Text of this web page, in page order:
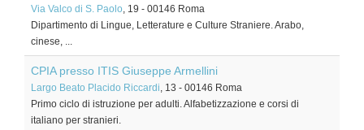
Via Valco di S. Paolo, 19 - 00146 Roma
Dipartimento di Lingue, Letterature e Culture Straniere. Arabo,
cinese, ...
CPIA presso ITIS Giuseppe Armellini
Largo Beato Placido Riccardi, 13 - 00146 Roma
Primo ciclo di istruzione per adulti. Alfabetizzazione e corsi di
italiano per stranieri.